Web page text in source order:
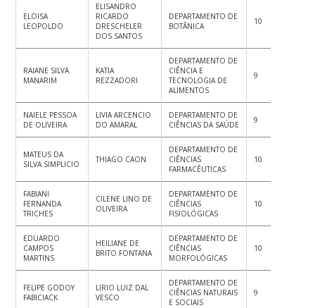
ELOISA
LEOPOLDO
ELISANDRO
RICARDO
DRESCHELER
DOS SANTOS
DEPARTAMENTO DE
BOTÂNICA
10
RAIANE SILVA
MANARIM
KATIA
REZZADORI
DEPARTAMENTO DE
CIÊNCIA E
TECNOLOGIA DE
ALIMENTOS
9
NAIELE PESSOA
DE OLIVEIRA
LIVIA ARCENCIO
DO AMARAL
DEPARTAMENTO DE
CIÊNCIAS DA SAÚDE
9
MATEUS DA
SILVA SIMPLICIO
THIAGO CAON
DEPARTAMENTO DE
CIÊNCIAS
FARMACÊUTICAS
10
FABIANI
FERNANDA
TRICHES
CILENE LINO DE
OLIVEIRA
DEPARTAMENTO DE
CIÊNCIAS
FISIOLÓGICAS
10
EDUARDO
CAMPOS
MARTINS
HEILIANE DE
BRITO FONTANA
DEPARTAMENTO DE
CIÊNCIAS
MORFOLÓGICAS
10
FELIPE GODOY
FABICIACK
LIRIO LUIZ DAL
VESCO
DEPARTAMENTO DE
CIÊNCIAS NATURAIS
E SOCIAIS
9